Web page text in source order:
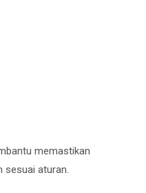
memastikan
sesuai aturan.